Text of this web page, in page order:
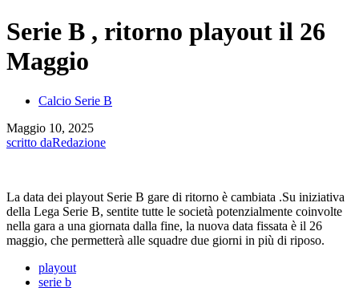
Serie B , ritorno playout il 26
Maggio
Calcio Serie B
Maggio 10, 2025
scritto daRedazione
La data dei playout Serie B gare di ritorno è cambiata .Su iniziativa
della Lega Serie B, sentite tutte le società potenzialmente coinvolte
nella gara a una giornata dalla fine, la nuova data fissata è il 26
maggio, che permetterà alle squadre due giorni in più di riposo.
playout
serie b